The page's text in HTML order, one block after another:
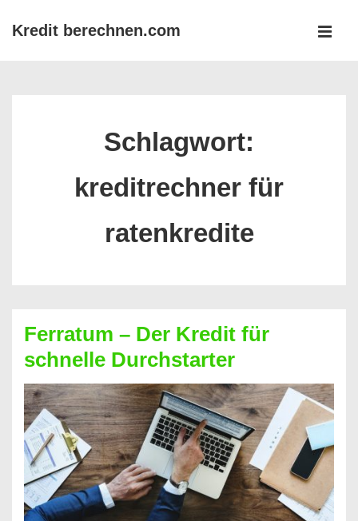
ZumKredit berechnen.com
Schlagwort:
kreditrechner für
ratenkredite
Ferratum – Der Kredit für
schnelle Durchstarter